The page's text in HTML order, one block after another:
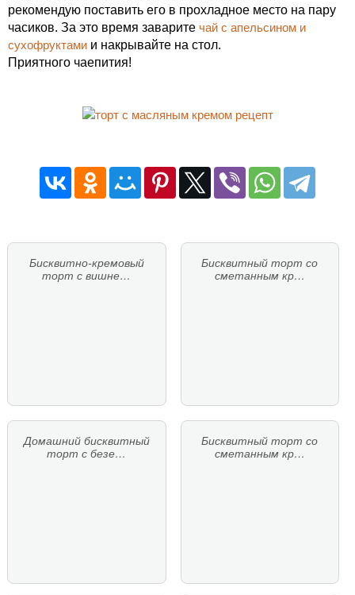
рекомендую поставить его в прохладное место на пару
часиков. За это время заварите чай с апельсином и
сухофруктами и накрывайте на стол.
Приятного чаепития!
Бисквитно-кремовый
торт с вишне…
Бисквитный торт со
сметанным кр…
Домашний бисквитный
торт с безе…
Бисквитный торт со
сметанным кр…